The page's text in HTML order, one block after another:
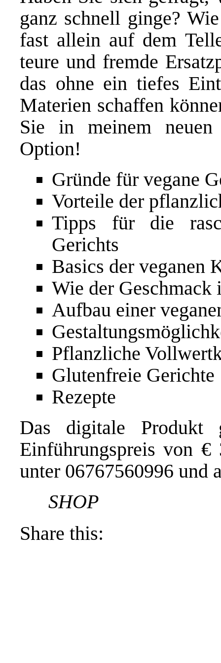
ganz schnell ginge?
fast allein auf dem
teure und fremde
das ohne ein tiefes
Materien schaffen
Sie in meinem
Option!
Gründe für vegane
Vorteile der
Tipps für die
Gerichts
Basics der veganen
Wie der Geschmack
Aufbau einer
Pflanzliche
Glutenfreie Gerichte
Rezepte
Das digitale
Einführungspreis von
unter 06767560996 und
SHOP
Share this: